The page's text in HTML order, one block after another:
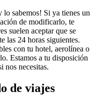
lo sabemos! Si ya tienes un
de modificarlo, te
suelen aceptar que se
las 24 horas siguientes.
con tu hotel, aerolínea o
Estamos a tu disposición
nos necesitas.
de viajes